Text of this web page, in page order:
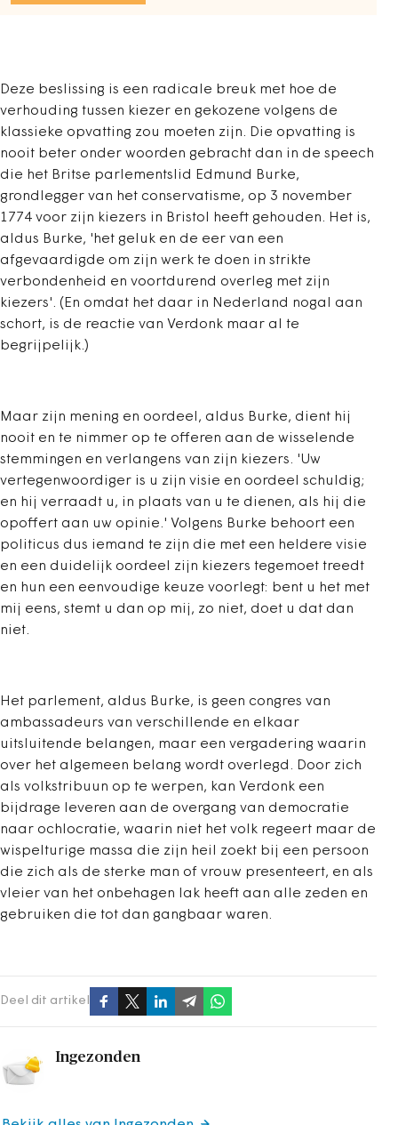
Deze beslissing is een radicale breuk met hoe de
verhouding tussen kiezer en gekozene volgens de
klassieke opvatting zou moeten zijn. Die opvatting is
nooit beter onder woorden gebracht dan in de speech
die het Britse parlementslid Edmund Burke,
grondlegger van het conservatisme, op 3 november
1774 voor zijn kiezers in Bristol heeft gehouden. Het is,
aldus Burke, 'het geluk en de eer van een
afgevaardigde om zijn werk te doen in strikte
verbondenheid en voortdurend overleg met zijn
kiezers'. (En omdat het daar in Nederland nogal aan
schort, is de reactie van Verdonk maar al te
begrijpelijk.)
Maar zijn mening en oordeel, aldus Burke, dient hij
nooit en te nimmer op te offeren aan de wisselende
stemmingen en verlangens van zijn kiezers. 'Uw
vertegenwoordiger is u zijn visie en oordeel schuldig;
en hij verraadt u, in plaats van u te dienen, als hij die
opoffert aan uw opinie.' Volgens Burke behoort een
politicus dus iemand te zijn die met een heldere visie
en een duidelijk oordeel zijn kiezers tegemoet treedt
en hun een eenvoudige keuze voorlegt: bent u het met
mij eens, stemt u dan op mij, zo niet, doet u dat dan
niet.
Het parlement, aldus Burke, is geen congres van
ambassadeurs van verschillende en elkaar
uitsluitende belangen, maar een vergadering waarin
over het algemeen belang wordt overlegd. Door zich
als volkstribuun op te werpen, kan Verdonk een
bijdrage leveren aan de overgang van democratie
naar ochlocratie, waarin niet het volk regeert maar de
wispelturige massa die zijn heil zoekt bij een persoon
die zich als de sterke man of vrouw presenteert, en als
vleier van het onbehagen lak heeft aan alle zeden en
gebruiken die tot dan gangbaar waren.
Deel dit artikel
Ingezonden